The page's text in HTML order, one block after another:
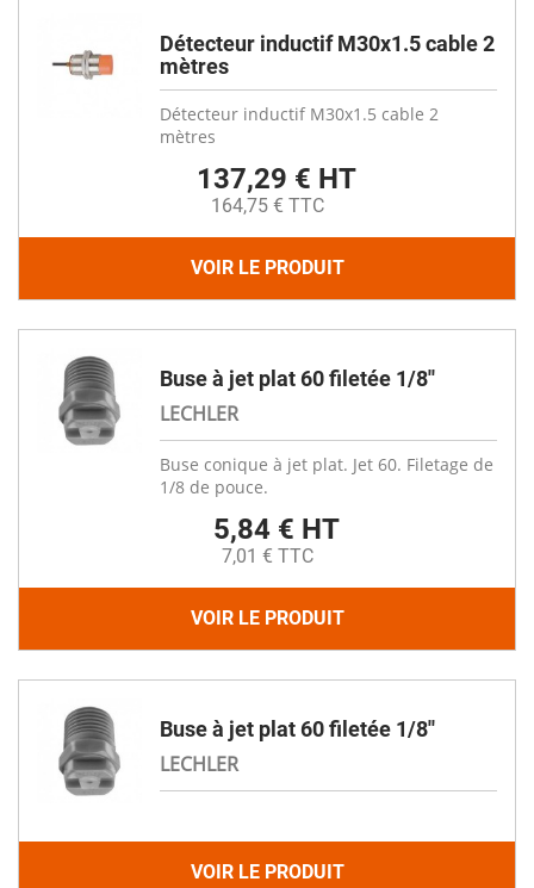
Détecteur inductif M30x1.5 cable 2
mètres
Détecteur inductif M30x1.5 cable 2
mètres
137,29 € HT
164,75 € TTC
VOIR LE PRODUIT
Buse à jet plat 60 filetée 1/8''
LECHLER
Buse conique à jet plat. Jet 60. Filetage de
1/8 de pouce.
5,84 € HT
7,01 € TTC
VOIR LE PRODUIT
Buse à jet plat 60 filetée 1/8''
LECHLER
VOIR LE PRODUIT